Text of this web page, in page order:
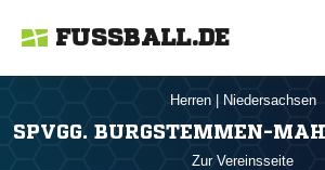
FUSSBALL.DE
Herren Niedersachsen
SPVGG. BURGSTEMMEN-
Zur Vereinsseite